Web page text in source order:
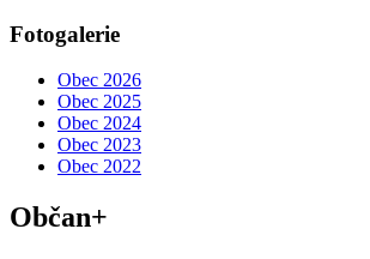
Fotogalerie
Obec 2026
Obec 2025
Obec 2024
Obec 2023
Obec 2022
Občan+